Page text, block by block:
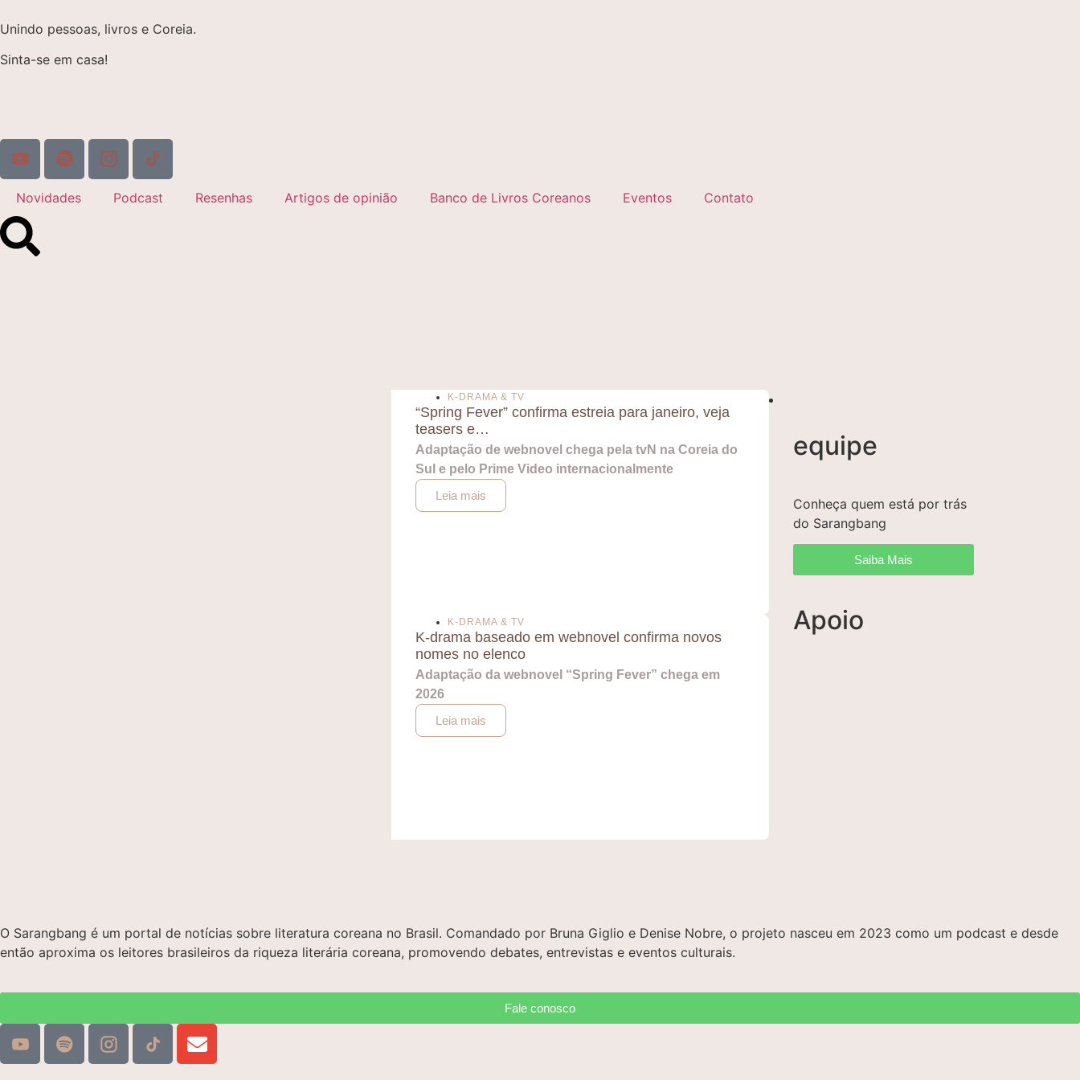
Unindo pessoas, livros e Coreia.
Sinta-se em casa!
Novidades Podcast Resenhas Artigos de opinião Banco de Livros Coreanos Eventos Contato
K-DRAMA & TV
“Spring Fever” confirma estreia para janeiro, veja
teasers e…
Adaptação de webnovel chega pela tvN na Coreia do
Sul e pelo Prime Video internacionalmente
Leia mais
K-DRAMA & TV
K-drama baseado em webnovel confirma novos
nomes no elenco
Adaptação da webnovel “Spring Fever” chega em
2026
Leia mais
equipe
Conheça quem está por trás
do Sarangbang
Saiba Mais
Apoio
O Sarangbang é um portal de notícias sobre literatura coreana no Brasil. Comandado por Bruna Giglio e Denise Nobre, o projeto nasceu em 2023 como um podcast e desde
então aproxima os leitores brasileiros da riqueza literária coreana, promovendo debates, entrevistas e eventos culturais.
Fale conosco